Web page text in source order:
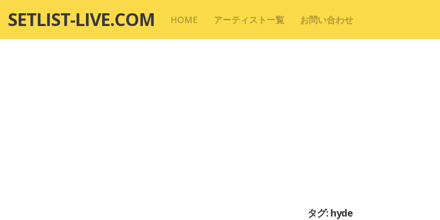
テ
SETLIST-LIVE.COM HOME アーティスト一覧 お問い合わせ
タグ: hyde